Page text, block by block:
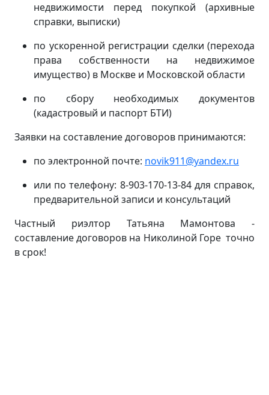
недвижимости перед покупкой (архивные
справки, выписки)
по ускоренной регистрации сделки (перехода
права собственности на недвижимое
имущество) в Москве и Московской области
по сбору необходимых документов
(кадастровый и паспорт БТИ)
Заявки на составление договоров принимаются:
по электронной почте: novik911@yandex.ru
или по телефону: 8-903-170-13-84 для справок,
предварительной записи и консультаций
Частный риэлтор Татьяна Мамонтова -
составление договоров на Николиной Горе точно
в срок!